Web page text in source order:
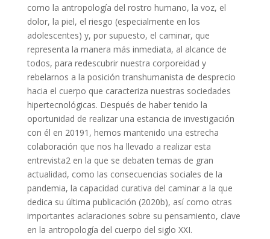
como la antropología del rostro humano, la voz, el
dolor, la piel, el riesgo (especialmente en los
adolescentes) y, por supuesto, el caminar, que
representa la manera más inmediata, al alcance de
todos, para redescubrir nuestra corporeidad y
rebelarnos a la posición transhumanista de desprecio
hacia el cuerpo que caracteriza nuestras sociedades
hipertecnológicas. Después de haber tenido la
oportunidad de realizar una estancia de investigación
con él en 20191, hemos mantenido una estrecha
colaboración que nos ha llevado a realizar esta
entrevista2 en la que se debaten temas de gran
actualidad, como las consecuencias sociales de la
pandemia, la capacidad curativa del caminar a la que
dedica su última publicación (2020b), así como otras
importantes aclaraciones sobre su pensamiento, clave
en la antropología del cuerpo del siglo XXI.